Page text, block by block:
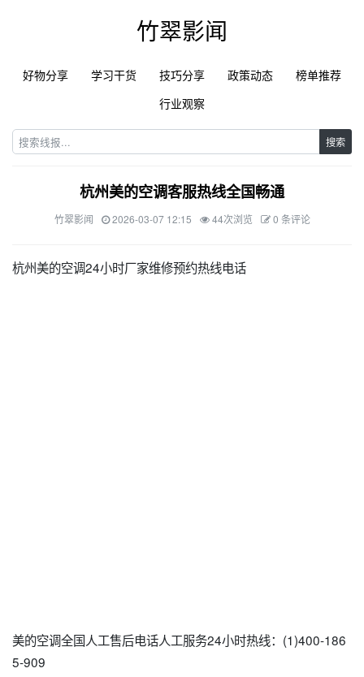
竹翠影闻
好物分享 学习干货 技巧分享 政策动态
榜单推荐
行业观察
搜索
杭州美的空调客服热线全国畅通
竹翠影闻 2026-03-07 12:15 44次浏览 0 条评论
杭州美的空调24小时厂家维修预约热线电话
美的空调全国人工售后电话人工服务24小时热线：(1)400-186
5-909